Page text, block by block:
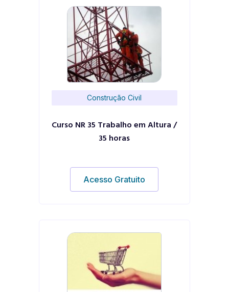
Construção Civil
Curso NR 35 Trabalho em Altura /
35 horas
Acesso Gratuito